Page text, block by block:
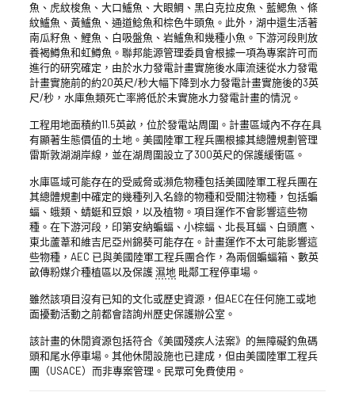
魚、虎紋梭魚、大口鱸魚、大眼鯛、黑白克拉皮魚、藍鰓魚、條
紋鱸魚、黃鱸魚、通道鯰魚和棕色牛頭魚。此外，湖中還生活著
南瓜籽魚、鯉魚、白吸盤魚、岩鱸魚和幾種小魚。下游河段則放
養褐鱒魚和虹鱒魚。聯邦能源管理委員會根據一項為專案許可而
進行的研究確定，由於水力發電計畫實施後水庫流速從水力發電
計畫實施前的約20英尺/秒大幅下降到水力發電計畫實施後的3英
尺/秒，水庫魚類死亡率將低於未實施水力發電計畫的情況。
工程用地面積約11.5英畝，位於發電站周圍。計畫區域內不存在具
有顯著生態價值的土地。美國陸軍工程兵團根據其總體規劃管理
雷斯敦湖湖岸線，並在湖周圍設立了300英尺的保護緩衝區。
水庫區域可能存在的受威脅或瀕危物種包括美國陸軍工程兵團在
其總體規劃中確定的幾種列入名錄的物種和受關注物種，包括蝙
蝠、蛾類、蜻蜓和豆娘，以及植物。項目運作不會影響這些物
種。在下游河段，印第安納蝙蝠、小棕蝠、北長耳蝠、白頭鷹、
東北蘆葦和維吉尼亞州錦葵可能存在。計畫運作不太可能影響這
些物種，AEC 已與美國陸軍工程兵團合作，為兩個蝙蝠箱、數英
畝傳粉媒介種植區以及保護濕地 毗鄰工程停車場。
雖然該項目沒有已知的文化或歷史資源，但AEC在任何施工或地
面擾動活動之前都會諮詢州歷史保護辦公室。
該計畫的休閒資源包括符合《美國殘疾人法案》的無障礙釣魚碼
頭和尾水停車場。其他休閒設施也已建成，但由美國陸軍工程兵
團（USACE）而非專案管理。民眾可免費使用。